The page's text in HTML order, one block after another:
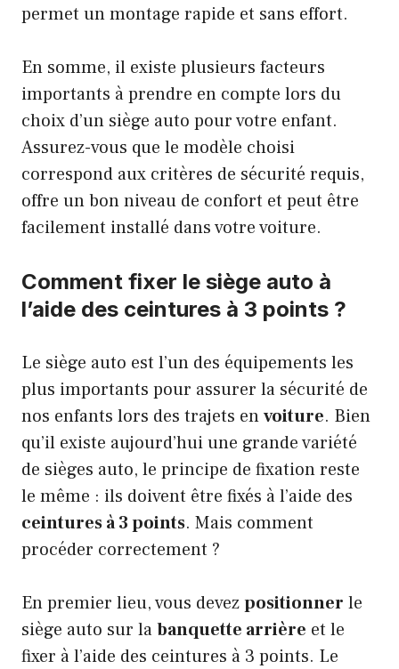
permet un montage rapide et sans effort.
En somme, il existe plusieurs facteurs
importants à prendre en compte lors du
choix d’un siège auto pour votre enfant.
Assurez-vous que le modèle choisi
correspond aux critères de sécurité requis,
offre un bon niveau de confort et peut être
facilement installé dans votre voiture.
Comment fixer le siège auto à
l’aide des ceintures à 3 points ?
Le siège auto est l’un des équipements les
plus importants pour assurer la sécurité de
nos enfants lors des trajets envoiture. Bien
qu’il existe aujourd’hui une grande variété
de sièges auto, le principe de fixation reste
le même : ils doivent être fixés à l’aide des
ceintures à 3 points. Mais comment
procéder correctement ?
En premier lieu, vous devezpositionner le
siège auto sur labanquette arrière et le
fixer à l’aide des ceintures à 3 points. Le